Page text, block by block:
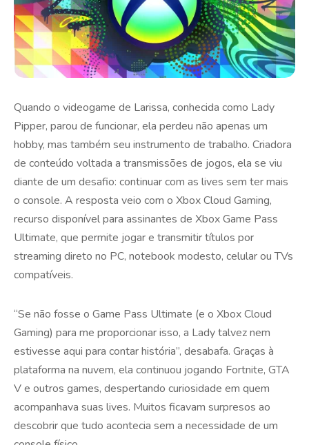
Quando o videogame de Larissa, conhecida como Lady
Pipper, parou de funcionar, ela perdeu não apenas um
hobby, mas também seu instrumento de trabalho. Criadora
de conteúdo voltada a transmissões de jogos, ela se viu
diante de um desafio: continuar com as lives sem ter mais
o console. A resposta veio com o Xbox Cloud Gaming,
recurso disponível para assinantes de Xbox Game Pass
Ultimate, que permite jogar e transmitir títulos por
streaming direto no PC, notebook modesto, celular ou TVs
compatíveis.
“Se não fosse o Game Pass Ultimate (e o Xbox Cloud
Gaming) para me proporcionar isso, a Lady talvez nem
estivesse aqui para contar história”, desabafa. Graças à
plataforma na nuvem, ela continuou jogando Fortnite, GTA
V e outros games, despertando curiosidade em quem
acompanhava suas lives. Muitos ficavam surpresos ao
descobrir que tudo acontecia sem a necessidade de um